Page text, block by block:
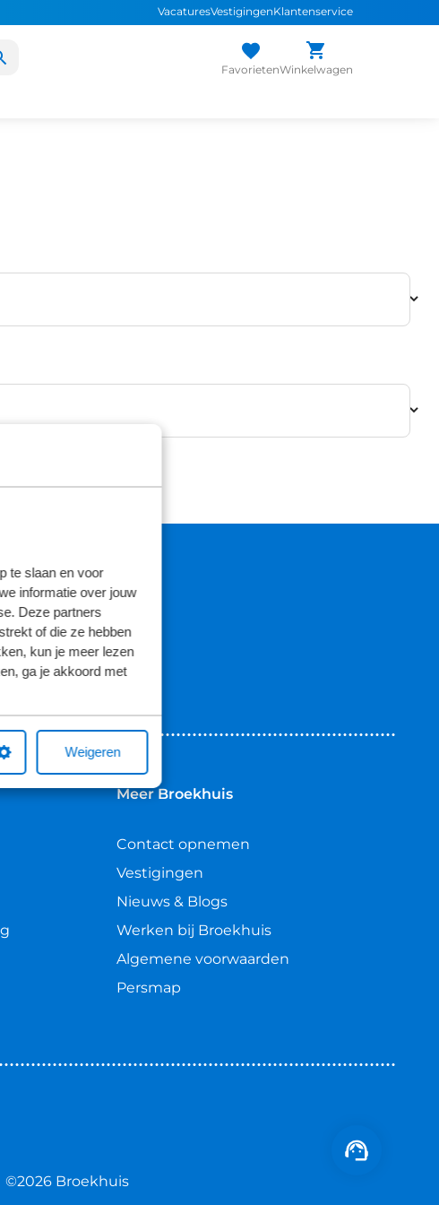
te slaan en voor
informatie over jouw
Deze partners
of die ze hebben
kun je meer lezen
ga je akkoord met
Weigeren
VacaturesVestigingenKlantenservice
FavorietenWinkelwagen
Meer Broekhuis
Contact opnemen
Vestigingen
Nieuws & Blogs
Werken bij Broekhuis
Algemene voorwaarden
Persmap
©2026 Broekhuis